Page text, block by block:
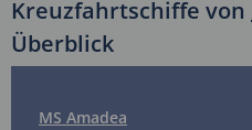
Kreuzfahrtschiffe von
Überblick
MS Amadea